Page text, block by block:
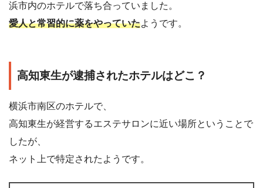
浜市内のホテルで落ち合っていました。
愛人と常習的に薬をやっていたようです。
高知東生が逮捕されたホテルはどこ？
横浜市南区のホテルで、
高知東生が経営するエステサロンに近い場所ということで
したが、
ネット上で特定されたようです。